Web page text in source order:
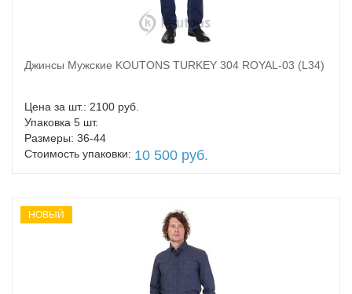
В корзину
Джинсы Мужские KOUTONS TURKEY 304 ROYAL-03 (L34)
Цена за шт.: 2100 руб.
Упаковка 5 шт.
Размеры: 36-44
Стоимость упаковки: 10 500 руб.
НОВЫЙ